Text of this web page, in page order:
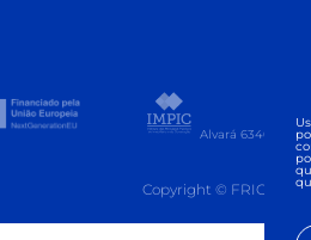
Alvará 63407 -
Copyright ©